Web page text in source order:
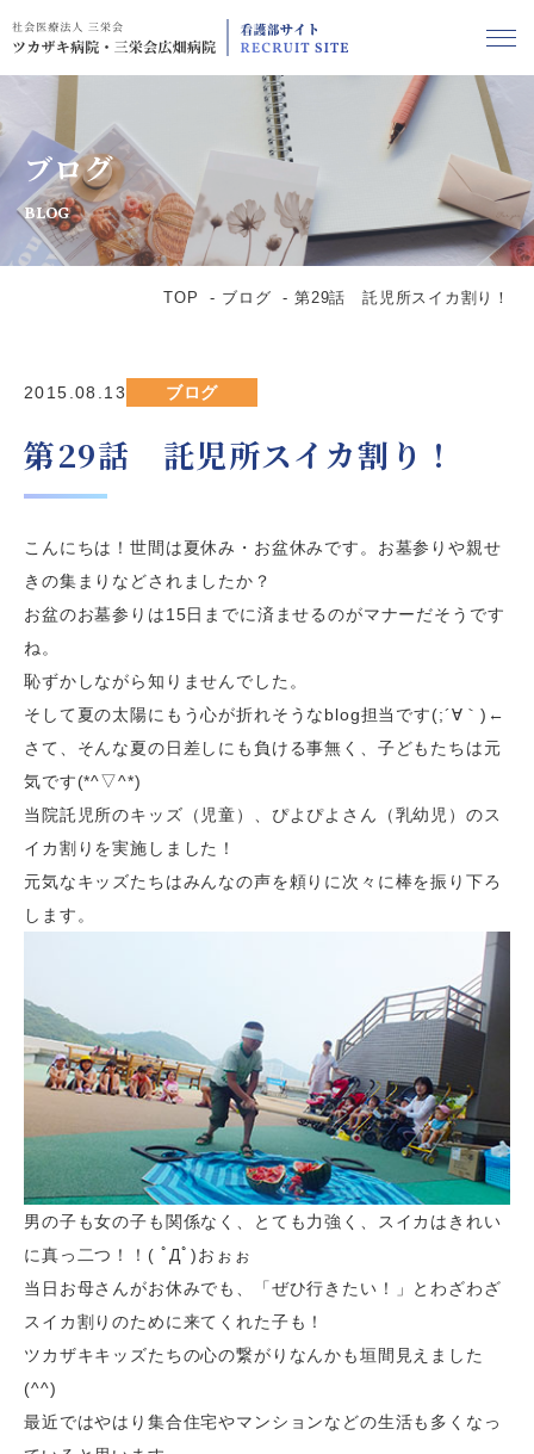
ブログ
BLOG
TOP ブログ 第29話 託児所スイカ割り！
2015.08.13 ブログ
第29話 託児所スイカ割り！
こんにちは！世間は夏休み・お盆休みです。お墓参りや親せ
きの集まりなどされましたか？
お盆のお墓参りは15日までに済ませるのがマナーだそうです
ね。
恥ずかしながら知りませんでした。
そして夏の太陽にもう心が折れそうなblog担当です(;´∀｀)←
さて、そんな夏の日差しにも負ける事無く、子どもたちは元
気です(*^▽^*)
当院託児所のキッズ（児童）、ぴよぴよさん（乳幼児）のス
イカ割りを実施しました！
元気なキッズたちはみんなの声を頼りに次々に棒を振り下ろ
します。
男の子も女の子も関係なく、とても力強く、スイカはきれい
に真っ二つ！！( ﾟДﾟ)おぉぉ
当日お母さんがお休みでも、「ぜひ行きたい！」とわざわざ
スイカ割りのために来てくれた子も！
ツカザキキッズたちの心の繋がりなんかも垣間見えました
(^^)
最近ではやはり集合住宅やマンションなどの生活も多くなっ